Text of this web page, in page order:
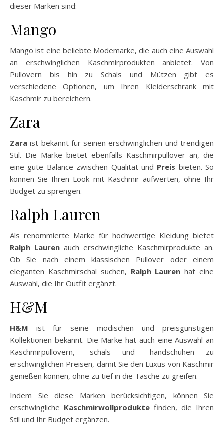
dieser Marken sind:
Mango
Mango ist eine beliebte Modemarke, die auch eine Auswahl
an erschwinglichen Kaschmirprodukten anbietet. Von
Pullovern bis hin zu Schals und Mützen gibt es
verschiedene Optionen, um Ihren Kleiderschrank mit
Kaschmir zu bereichern.
Zara
Zara ist bekannt für seinen erschwinglichen und trendigen
Stil. Die Marke bietet ebenfalls Kaschmirpullover an, die
eine gute Balance zwischen Qualität und Preis bieten. So
können Sie Ihren Look mit Kaschmir aufwerten, ohne Ihr
Budget zu sprengen.
Ralph Lauren
Als renommierte Marke für hochwertige Kleidung bietet
Ralph Lauren auch erschwingliche Kaschmirprodukte an.
Ob Sie nach einem klassischen Pullover oder einem
eleganten Kaschmirschal suchen, Ralph Lauren hat eine
Auswahl, die Ihr Outfit ergänzt.
H&M
H&M ist für seine modischen und preisgünstigen
Kollektionen bekannt. Die Marke hat auch eine Auswahl an
Kaschmirpullovern, -schals und -handschuhen zu
erschwinglichen Preisen, damit Sie den Luxus von Kaschmir
genießen können, ohne zu tief in die Tasche zu greifen.
Indem Sie diese Marken berücksichtigen, können Sie
erschwingliche Kaschmirwollprodukte finden, die Ihren
Stil und Ihr Budget ergänzen.